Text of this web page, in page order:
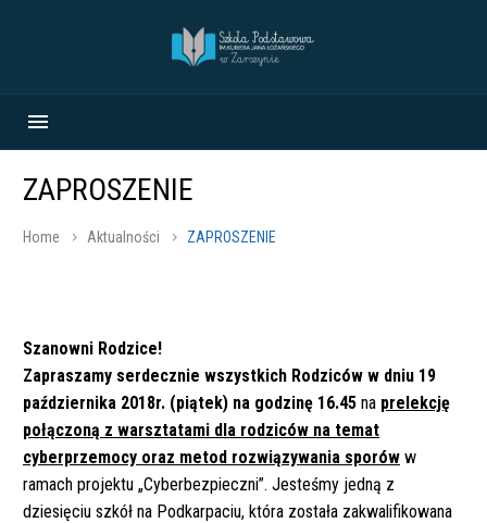
ZAPROSZENIE
Home Aktualności ZAPROSZENIE
Szanowni Rodzice!
Zapraszamy serdecznie wszystkich Rodziców w dniu 19
października 2018r. (piątek) na godzinę 16.45 na prelekcję
połączoną z warsztatami dla rodziców na temat
cyberprzemocy oraz metod rozwiązywania sporów w
ramach projektu „Cyberbezpieczni”. Jesteśmy jedną z
dziesięciu szkół na Podkarpaciu, która została zakwalifikowana